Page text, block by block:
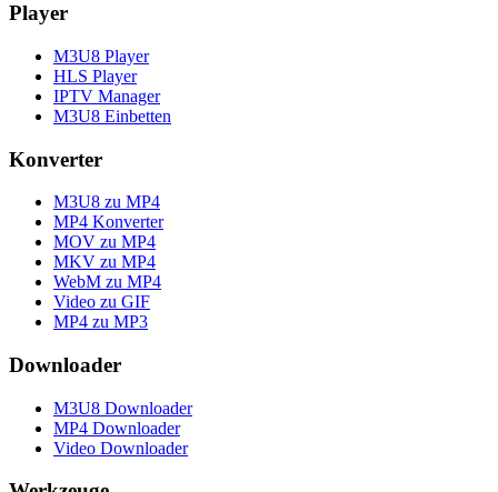
Player
M3U8 Player
HLS Player
IPTV Manager
M3U8 Einbetten
Konverter
M3U8 zu MP4
MP4 Konverter
MOV zu MP4
MKV zu MP4
WebM zu MP4
Video zu GIF
MP4 zu MP3
Downloader
M3U8 Downloader
MP4 Downloader
Video Downloader